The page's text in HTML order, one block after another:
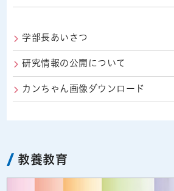
学部長あいさつ
研究情報の公開について
カンちゃん画像ダウンロード
教養教育